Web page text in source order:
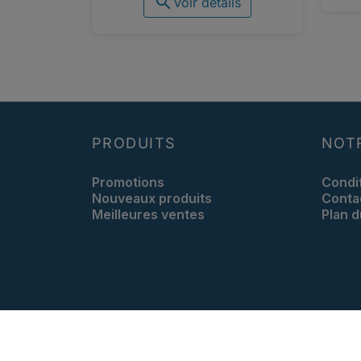
PRODUITS
Promotions
Nouveaux produits
Meilleures ventes
Plan